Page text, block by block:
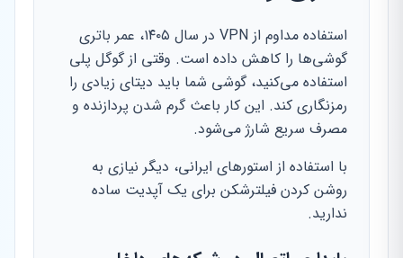
استفاده مداوم از VPN در سال ۱۴۰۵، عمر باتری
گوشی‌ها را کاهش داده است. وقتی از گوگل پلی
استفاده می‌کنید، گوشی شما باید دیتای زیادی را
رمزنگاری کند. این کار باعث گرم شدن پردازنده و
مصرف سریع شارژ می‌شود.
با استفاده از استورهای ایرانی، دیگر نیازی به
روشن کردن فیلترشکن برای یک آپدیت ساده
ندارید.